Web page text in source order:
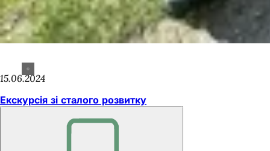
15.06.2024
Екскурсія зі сталого розвитку